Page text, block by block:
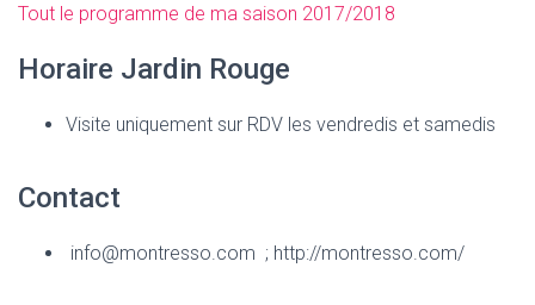
Tout le programme de ma saison 2017/2018
Horaire Jardin Rouge
Visite uniquement sur RDV les vendredis et samedis
Contact
info@montresso.com ; http://montresso.com/